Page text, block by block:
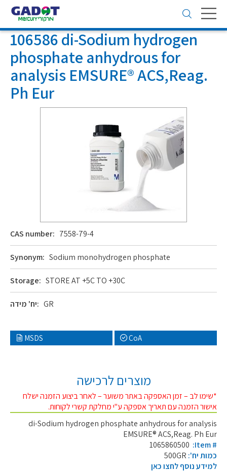
Toggle
navigation
106586 di-Sodium hydrogen
phosphate anhydrous for
analysis EMSURE® ACS,Reag.
Ph Eur
CAS number: 7558-79-4
Synonym: Sodium monohydrogen phosphate
Storage: STORE AT +5C TO +30C
יח' מידה: GR
MSDS CoA
מוצרים לרכישה
*שימו לב – זמן האספקה באתר משוער – לאחר ביצוע הזמנה ישלח
אישור הזמנה עם תאריך אספקה ע"י מחלקת קשרי לקוחות.
di-Sodium hydrogen phosphate anhydrous for analysis
EMSURE® ACS,Reag. Ph Eur
1065860500 :Item #
כמות יח':
למידע נוסף לחצו כאן